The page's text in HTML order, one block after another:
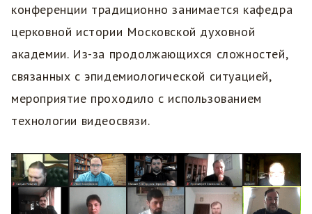
конференции традиционно занимается кафедра
церковной истории Московской духовной
академии. Из-за продолжающихся сложностей,
связанных с эпидемиологической ситуацией,
мероприятие проходило с использованием
технологии видеосвязи.